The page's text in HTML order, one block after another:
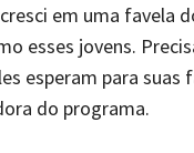
em uma favela
esses jovens.
esperam para suas
do programa.